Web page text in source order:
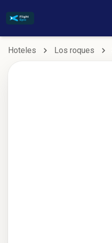
Hoteles Los roques